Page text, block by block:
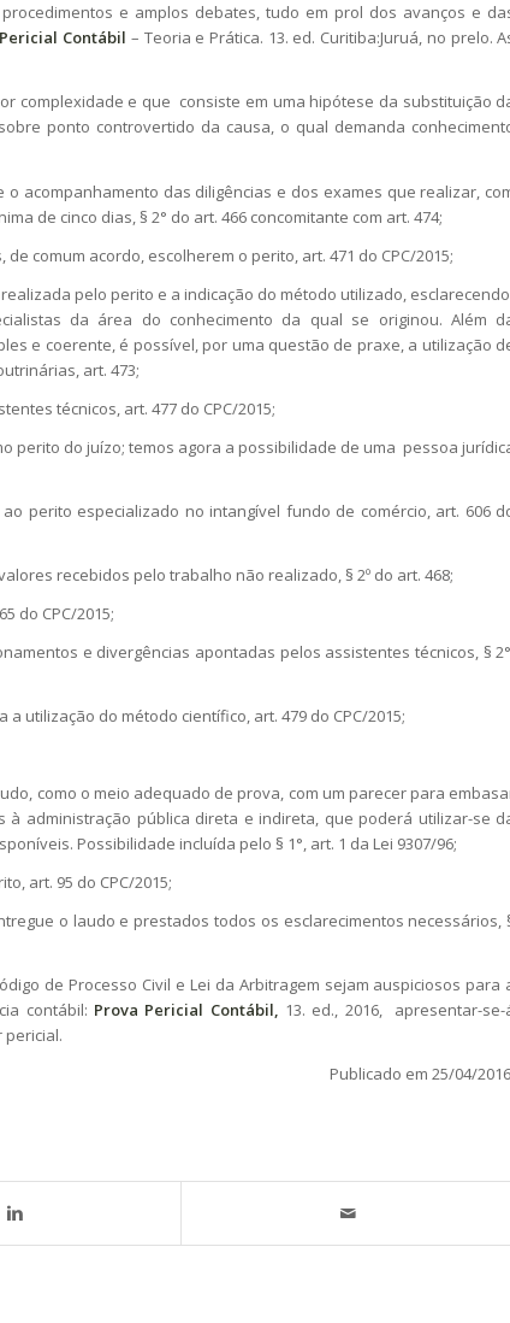
e amplos debates, tudo em prol dos avanços e
Contábil – Teoria e Prática. 13. ed. Curitiba:Juruá, no prelo.
complexidade e que consiste em uma hipótese da substituição
ponto controvertido da causa, o qual demanda
acompanhamento das diligências e dos exames que realizar,
de cinco dias, § 2° do art. 466 concomitante com art. 474;
comum acordo, escolherem o perito, art. 471 do CPC/2015;
pelo perito e a indicação do método utilizado,
da área do conhecimento da qual se originou. Além
e coerente, é possível, por uma questão de praxe, a utilização
art. 473;
técnicos, art. 477 do CPC/2015;
perito do juízo; temos agora a possibilidade de uma pessoa
perito especializado no intangível fundo de comércio, art. 606
recebidos pelo trabalho não realizado, § 2º do art. 468;
do CPC/2015;
e divergências apontadas pelos assistentes técnicos, §
utilização do método científico, art. 479 do CPC/2015;
como o meio adequado de prova, com um parecer para
administração pública direta e indireta, que poderá utilizar-se
Possibilidade incluída pelo § 1°, art. 1 da Lei 9307/96;
art. 95 do CPC/2015;
o laudo e prestados todos os esclarecimentos necessários,
de Processo Civil e Lei da Arbitragem sejam auspiciosos para
contábil: Prova Pericial Contábil, 13. ed., 2016, apresentar-se-
Publicado em 25/04/